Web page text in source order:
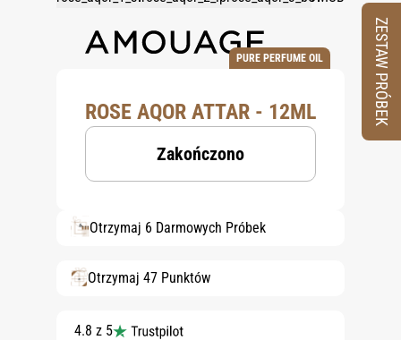
PURE PERFUME OIL
ROSE AQOR ATTAR - 12ML
Zakończono
Otrzymaj 6 Darmowych Próbek
Otrzymaj 47 Punktów
4.8 z 5
ZESTAW PRÓBEK